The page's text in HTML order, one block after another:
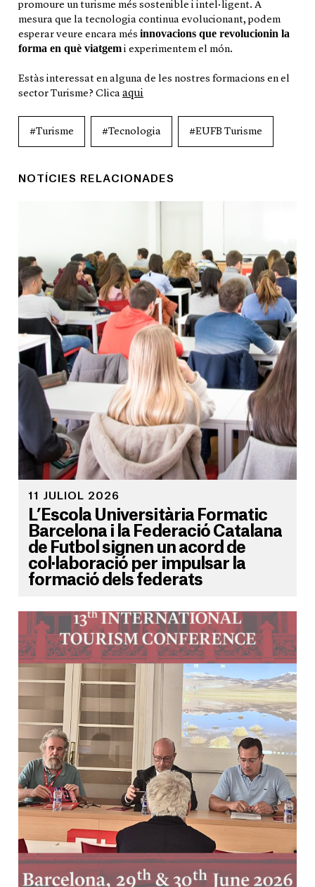
promoure un turisme més sostenible i intel·ligent. A
mesura que la tecnologia continua evolucionant, podem
esperar veure encara més innovacions que revolucionin la
forma en què viatgem i experimentem el món.
Estàs interessat en alguna de les nostres formacions en el
sector Turisme? Clica aqui
#Turisme #Tecnologia #EUFB Turisme
NOTÍCIES RELACIONADES
11 JULIOL 2026
L’Escola Universitària Formatic
Barcelona i la Federació Catalana
de Futbol signen un acord de
col·laboració per impulsar la
formació dels federats